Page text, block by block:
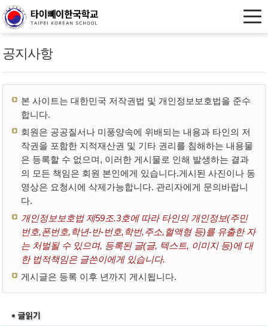
공지사항
본 사이트는 대한민국 저작권법 및 개인정보보호법을 준수
합니다.
회원은 공공질서나 미풍양속에 위배되는 내용과 타인의 저
작권을 포함한 지적재산권 및 기타 권리를 침해하는 내용물
은 등록할 수 없으며, 이러한 게시물로 인해 발생하는 결과
의 모든 책임은 회원 본인에게 있습니다.게시된 사진이나 동
영상은 요청시에 삭제가능합니다. 관리자에게 문의바랍니
다.
개인정보보호법 제59조.3호에 따라 타인의 개인정보(주민
번호,폰번호,학년-반-번호,학번,주소,혈액형 등)를 유출한 자
는 처벌될 수 있으며, 등록된 글(글, 텍스트, 이미지 등)에 대
한 법적책임은 글쓴이에게 있습니다.
게시글은 등록 이후 년까지 게시됩니다.